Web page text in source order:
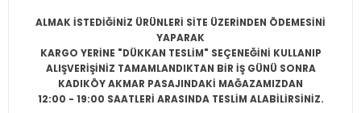
ALMAK İSTEDİĞİNİZ ÜRÜNLERİ SİTE ÜZERİNDEN ÖDEMESİNİ
YAPARAK
KARGO YERİNE "DÜKKAN TESLİM" SEÇENEĞİNİ KULLANIP
ALIŞVERİŞİNİZ TAMAMLANDIKTAN BİR İŞ GÜNÜ SONRA
KADIKÖY AKMAR PASAJINDAKİ MAĞAZAMIZDAN
12:00 - 19:00 SAATLERİ ARASINDA TESLİM ALABİLİRSİNİZ.